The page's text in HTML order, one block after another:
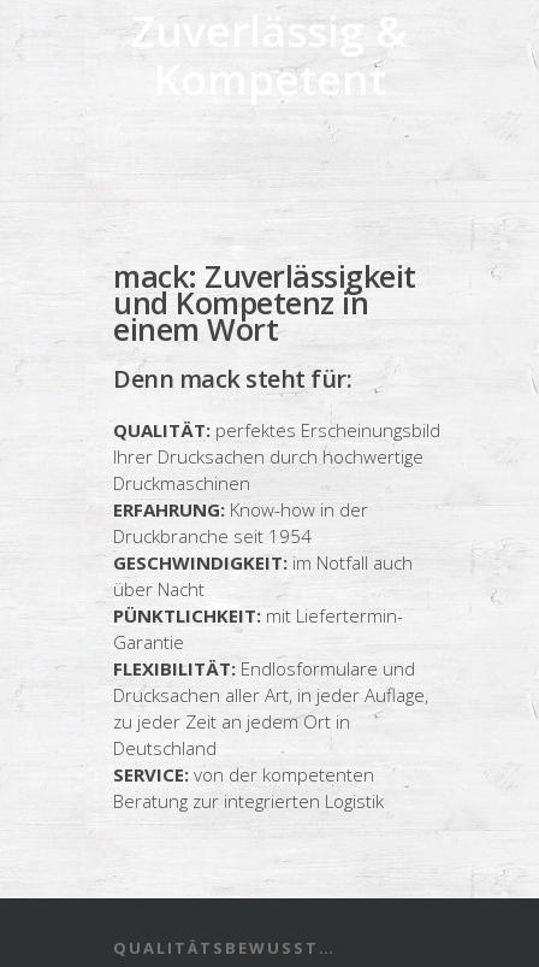
Zuverlässig &
Kompetent
mack: Zuverlässigkeit
und Kompetenz in
einem Wort
Denn mack steht für:
QUALITÄT: perfektes Erscheinungsbild
Ihrer Drucksachen durch hochwertige
Druckmaschinen
ERFAHRUNG: Know-how in der
Druckbranche seit 1954
GESCHWINDIGKEIT: im Notfall auch
über Nacht
PÜNKTLICHKEIT: mit Liefertermin-
Garantie
FLEXIBILITÄT: Endlosformulare und
Drucksachen aller Art, in jeder Auflage,
zu jeder Zeit an jedem Ort in
Deutschland
SERVICE: von der kompetenten
Beratung zur integrierten Logistik
QUALITÄTSBEWUSST…